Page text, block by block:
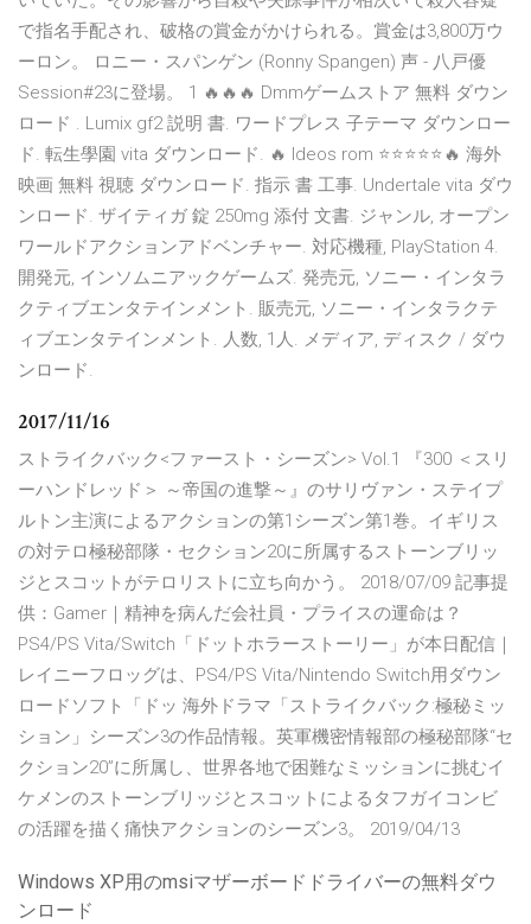
で指名手配され、破格の賞金がかけられる。賞金は3,800万ウ
ーロン。 ロニー・スパンゲン (Ronny Spangen) 声 - 八戸優
Session#23に登場。 1 🔥🔥🔥 Dmmゲームストア 無料 ダウン
ロード . Lumix gf2 説明 書. ワードプレス 子テーマ ダウンロー
ド. 転生學園 vita ダウンロード. 🔥 Ideos rom ⭐⭐⭐⭐⭐🔥 海外
映画 無料 視聴 ダウンロード. 指示 書 工事. Undertale vita ダウ
ンロード. ザイティガ 錠 250mg 添付 文書. ジャンル, オープン
ワールドアクションアドベンチャー. 対応機種, PlayStation 4.
開発元, インソムニアックゲームズ. 発売元, ソニー・インタラ
クティブエンタテインメント. 販売元, ソニー・インタラクテ
ィブエンタテインメント. 人数, 1人. メディア, ディスク / ダウ
ンロード.
2017/11/16
ストライクバック<ファースト・シーズン> Vol.1 『300 ＜スリ
ーハンドレッド＞ ～帝国の進撃～』のサリヴァン・ステイプ
ルトン主演によるアクションの第1シーズン第1巻。イギリス
の対テロ極秘部隊・セクション20に所属するストーンブリッ
ジとスコットがテロリストに立ち向かう。 2018/07/09 記事提
供：Gamer｜精神を病んだ会社員・プライスの運命は？
PS4/PS Vita/Switch「ドットホラーストーリー」が本日配信｜
レイニーフロッグは、PS4/PS Vita/Nintendo Switch用ダウン
ロードソフト「ドッ 海外ドラマ「ストライクバック:極秘ミッ
ション」シーズン3の作品情報。英軍機密情報部の極秘部隊“セ
クション20”に所属し、世界各地で困難なミッションに挑むイ
ケメンのストーンブリッジとスコットによるタフガイコンビ
の活躍を描く痛快アクションのシーズン3。 2019/04/13
Windows XP用のmsiマザーボードドライバーの無料ダウ
ンロード